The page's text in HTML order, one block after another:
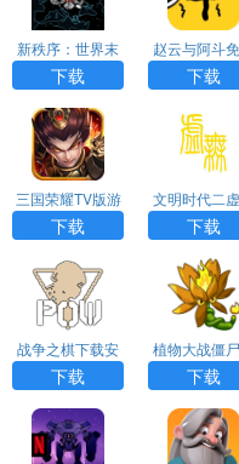
新秩序：世界末
日汉化版游戏AP
P下载
下载
赵云与阿斗
告版下载
下载
三国荣耀TV版游
戏APP下载
下载
文明时代二
中文版下载
下载
战争之棋下载安
装手机版
下载
植物大战僵
合二创版下载
下载